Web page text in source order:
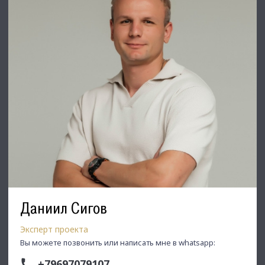
Даниил Сигов
Эксперт проекта
Вы можете позвонить или написать мне в whatsapp: